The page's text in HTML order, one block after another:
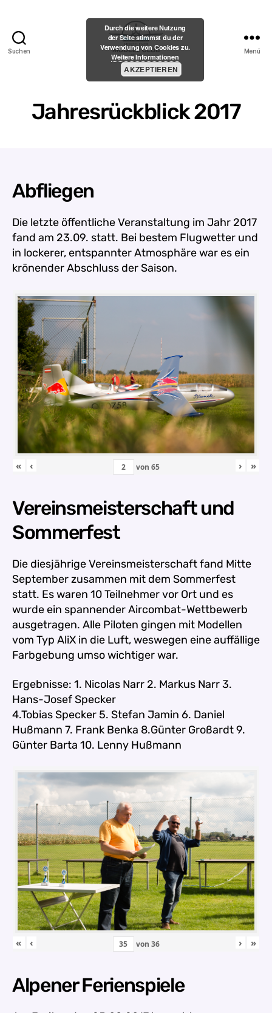
Suchen
Menzelener-
Modell-
e.V.
Menü
Jahresrückblick 2017
Abfliegen
Die letzte öffentliche Veranstaltung im Jahr 2017
fand am 23.09. statt. Bei bestem Flugwetter und
in lockerer, entspannter Atmosphäre war es ein
krönender Abschluss der Saison.
« ‹ von 65 › »
Vereinsmeisterschaft und
Sommerfest
Die diesjährige Vereinsmeisterschaft fand Mitte
September zusammen mit dem Sommerfest
statt. Es waren 10 Teilnehmer vor Ort und es
wurde ein spannender Aircombat-Wettbewerb
ausgetragen. Alle Piloten gingen mit Modellen
vom Typ AliX in die Luft, weswegen eine auffällige
Farbgebung umso wichtiger war.
Ergebnisse: 1. Nicolas Narr 2. Markus Narr 3.
Hans-Josef Specker
4.Tobias Specker 5. Stefan Jamin 6. Daniel
Hußmann 7. Frank Benka 8.Günter Großardt 9.
Günter Barta 10. Lenny Hußmann
« ‹ von 36 › »
Alpener Ferienspiele
Durch die weitere Nutzung
der Seite stimmst du der
Verwendung von Cookies zu.
Weitere Informationen
AKZEPTIEREN